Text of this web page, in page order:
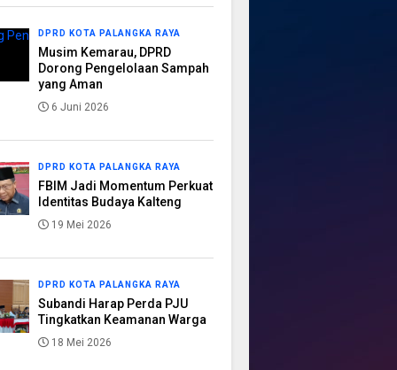
DPRD KOTA PALANGKA RAYA
Musim Kemarau, DPRD
Dorong Pengelolaan Sampah
yang Aman
6 Juni 2026
DPRD KOTA PALANGKA RAYA
FBIM Jadi Momentum Perkuat
Identitas Budaya Kalteng
19 Mei 2026
DPRD KOTA PALANGKA RAYA
Subandi Harap Perda PJU
Tingkatkan Keamanan Warga
18 Mei 2026